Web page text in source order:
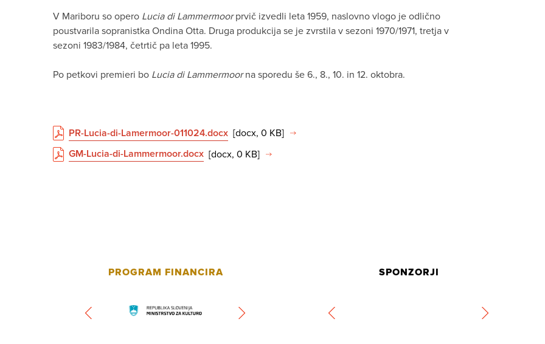
V Mariboru so opero Lucia di Lammermoorprvič izvedli leta 1959, naslovno vlogo je odlično
poustvarila sopranistka Ondina Otta. Druga produkcija se je zvrstila v sezoni 1970/1971, tretja v
sezoni 1983/1984, četrtič pa leta 1995.
Po petkovi premieri bo Lucia di Lammermoorna sporedu še 6., 8., 10. in 12. oktobra.
PR-Lucia-di-Lamermoor-011024.docx [docx, 0 KB]
GM-Lucia-di-Lammermoor.docx [docx, 0 KB]
PROGRAM FINANCIRA SPONZORJI